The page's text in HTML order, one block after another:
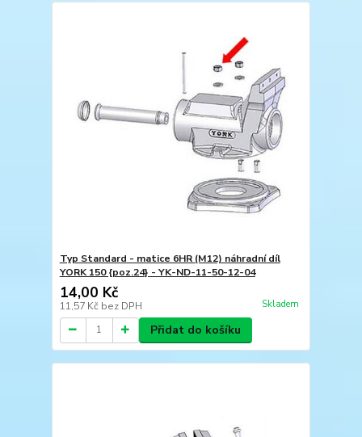
Typ Standard - matice 6HR (M12) náhradní díl
YORK 150 {poz.24} - YK-ND-11-50-12-04
14,00 Kč
11,57 Kč bez DPH Skladem
Přidat do košíku